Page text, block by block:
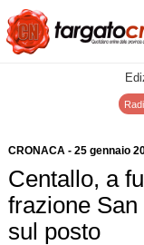
CRONACA- 25 gennaio
Centallo, a
frazione
sul posto